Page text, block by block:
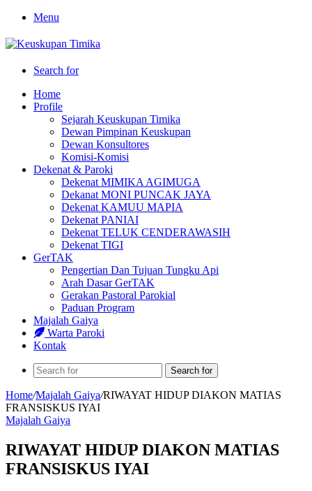
Menu
Search for
Home
Profile
Sejarah Keuskupan Timika
Dewan Pimpinan Keuskupan
Dewan Konsultores
Komisi-Komisi
Dekenat & Paroki
Dekenat MIMIKA AGIMUGA
Dekanat MONI PUNCAK JAYA
Dekenat KAMUU MAPIA
Dekenat PANIAI
Dekenat TELUK CENDERAWASIH
Dekenat TIGI
GerTAK
Pengertian Dan Tujuan Tungku Api
Arah Dasar GerTAK
Gerakan Pastoral Parokial
Paduan Program
Majalah Gaiya
Warta Paroki
Kontak
Search for
Home/Majalah Gaiya/RIWAYAT HIDUP DIAKON MATIAS
FRANSISKUS IYAI
Majalah Gaiya
RIWAYAT HIDUP DIAKON MATIAS
FRANSISKUS IYAI